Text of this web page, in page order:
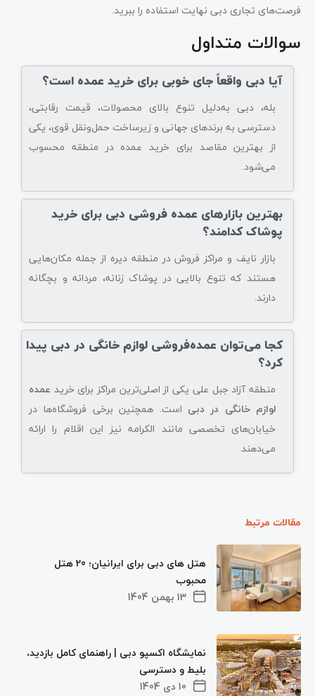
فرصت‌های تجاری دبی نهایت استفاده را ببرید.
سوالات متداول
آیا دبی واقعاً جای خوبی برای خرید عمده است؟
بله، دبی به‌دلیل تنوع بالای محصولات، قیمت رقابتی،
دسترسی به برندهای جهانی و زیرساخت حمل‌ونقل قوی، یکی
از بهترین مقاصد برای خرید عمده در منطقه محسوب
می‌شود.
بهترین بازارهای عمده فروشی دبی برای خرید
پوشاک کدامند؟
بازار نایف و مراکز فروش در منطقه دیره از جمله مکان‌هایی
هستند که تنوع بالایی در پوشاک زنانه، مردانه و بچگانه
دارند.
کجا می‌توان عمده‌فروشی لوازم خانگی در دبی پیدا
کرد؟
منطقه آزاد جبل علی یکی از اصلی‌ترین مراکز برای خرید عمده
لوازم خانگی در دبی است. همچنین برخی فروشگاه‌ها در
خیابان‌های تخصصی مانند الکرامه نیز این اقلام را ارائه
می‌دهند.
مقالات مرتبط
13 بهمن 1404
هتل های دبی برای ایرانیان؛ 20 هتل
محبوب
10 دی 1404
نمایشگاه اکسپو دبی | راهنمای کامل بازدید،
بلیط و دسترسی